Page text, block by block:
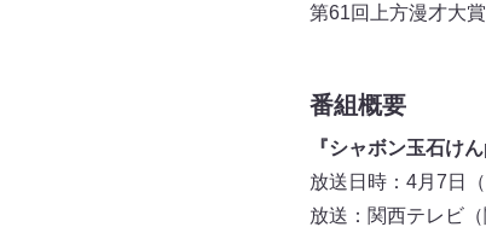
第61回上方漫才大
番組概要
『シャボン玉石け
放送日時：4月7日
放送：関西テレビ（